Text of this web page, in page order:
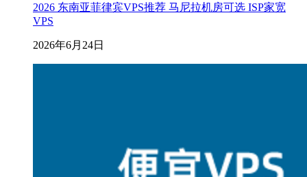
2026 东南亚菲律宾VPS推荐 马尼拉机房可选 ISP家宽
VPS
2026年6月24日